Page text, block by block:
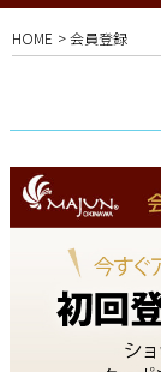
メンズ
キッズ
ペア商品
HOME 会員登録